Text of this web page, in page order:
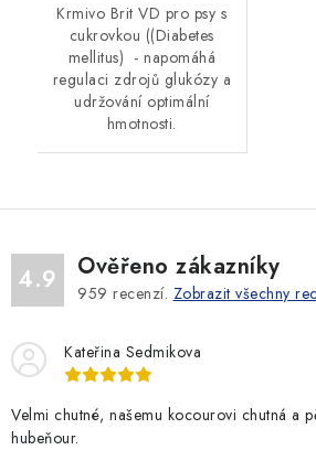
Krmivo Brit VD pro psy s
cukrovkou ((Diabetes
mellitus) - napomáhá
regulaci zdrojů glukózy a
udržování optimální
hmotnosti.
4.9 Ověřeno zákazníky
959 recenzí. Zobrazit všechny
Kateřina Sedmikova
Velmi chutné, našemu kocourovi chutná a
hubeňour.